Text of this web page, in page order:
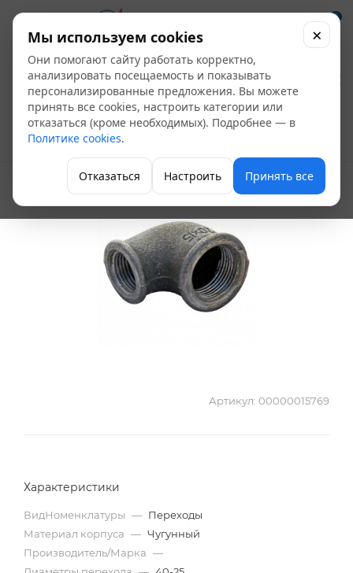
0
Угольник чугунный
Ду 40*25
Угольник
Артикул: 00000015769
Характеристики
ВидНоменклатуры — Переходы
Материал корпуса — Чугунный
Производитель/Марка —
Мы используем cookies
Они помогают сайту работать корректно,
анализировать посещаемость и показывать
персонализированные предложения. Вы можете
принять все cookies, настроить категории или
отказаться (кроме необходимых). Подробнее — в
Политике cookies.
Отказаться Настроить Принять все
×